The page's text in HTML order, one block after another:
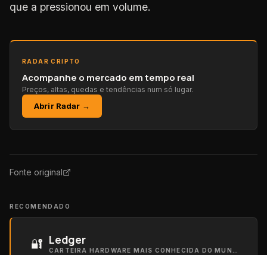
que a pressionou em volume.
RADAR CRIPTO
Acompanhe o mercado em tempo real
Preços, altas, quedas e tendências num só lugar.
Abrir Radar →
Fonte original
RECOMENDADO
🔐 Ledger